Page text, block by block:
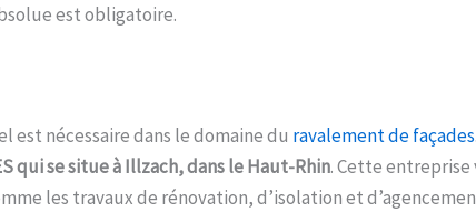
est obligatoire.
est nécessaire dans le domaine du ravalement de façades
qui se situe à Illzach, dans le Haut-Rhin. Cette entreprise
les travaux de rénovation, d’isolation et